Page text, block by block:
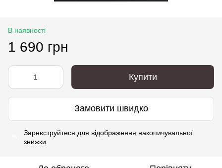
В наявності
1 690 грн
Купити
Замовити швидко
Зареєструйтеся для відображення накопичувальної
знижки